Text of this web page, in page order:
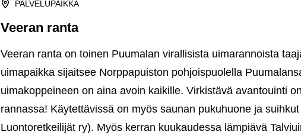
PALVELUPAIKKA
Veeran ranta
Veeran ranta on toinen Puumalan virallisista uimarannoista
uimapaikka sijaitsee Norppapuiston pohjoispuolella
uimakoppeineen on aina avoin kaikille. Virkistävä avantouinti
rannassa! Käytettävissä on myös saunan pukuhuone ja
Luontoretkeilijät ry). Myös kerran kuukaudessa lämpiävä